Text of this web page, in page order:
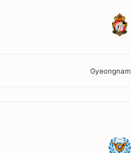
Gyeongnam